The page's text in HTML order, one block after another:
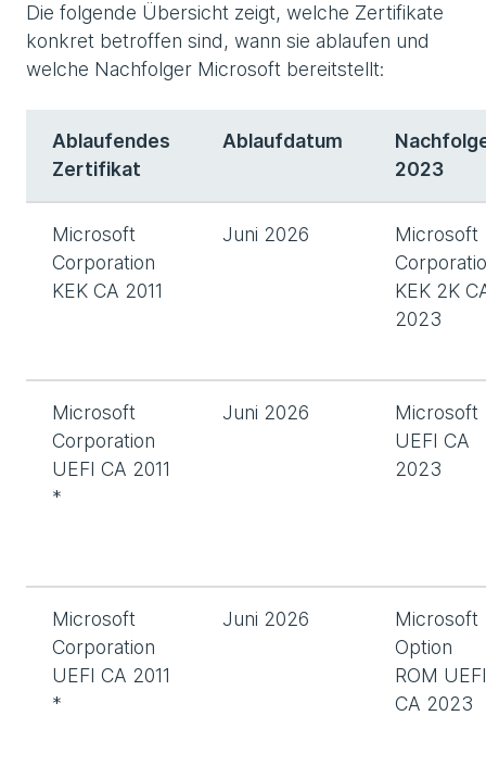
Die folgende Übersicht zeigt, welche Zertifikate
konkret betroffen sind, wann sie ablaufen und
welche Nachfolger Microsoft bereitstellt:
Ablaufendes
Zertifikat
Ablaufdatum
2023
Microsoft
Corporation
KEK CA 2011
Juni 2026
Microsoft
KEK 2K
2023
Microsoft
Corporation
UEFI CA 2011
*
Juni 2026
Microsoft
UEFI CA
2023
Microsoft
Corporation
UEFI CA 2011
*
Juni 2026
Microsoft
Option
ROM UEFI
CA 2023